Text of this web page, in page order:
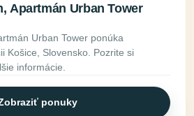
Apartmán Urban Tower
Urban Tower ponúka
Košice, Slovensko. Pozrite si
informácie.
ponuky